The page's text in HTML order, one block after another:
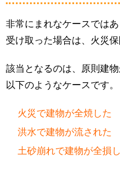
非常にまれなケースでは
受け取った場合は、火災
該当となるのは、原則建
以下のようなケースです。
火災で建物が全焼した
洪水で建物が流された
土砂崩れで建物が全損